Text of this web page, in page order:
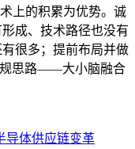
上的积累为优势。诚
成、技术路径也没有
很多；提前布局并做
规思路——大小脑融合
导体供应链变革